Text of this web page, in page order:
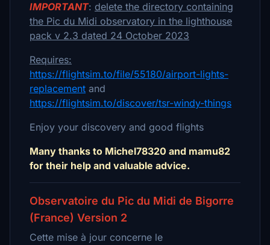
IMPORTANT: delete the directory containing
the Pic du Midi observatory in the lighthouse
pack v 2.3 dated 24 October 2023
Requires:
https://flightsim.to/file/55180/airport-lights-
replacement and
https://flightsim.to/discover/tsr-windy-things
Enjoy your discovery and good flights
Many thanks to Michel78320 and mamu82
for their help and valuable advice.
Observatoire du Pic du Midi de Bigorre
(France) Version 2
Cette mise à jour concerne le